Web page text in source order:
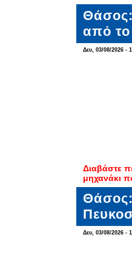
από
Δευ, 03/08/2026 -
Διαβάστε
μηχανάκι
Δευ, 03/08/2026 -